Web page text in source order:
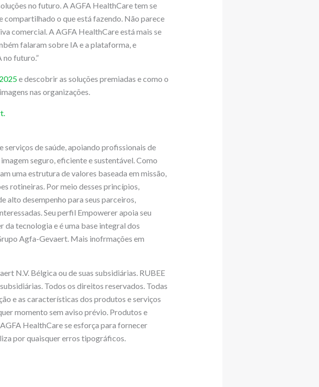
no futuro. A AGFA HealthCare tem se
o que está fazendo. Não parece
comercial. A AGFA HealthCare está mais se
falaram sobre IA e a plataforma, e
no futuro.”
e descobrir as soluções premiadas e como o
nas organizações.
de saúde, apoiando profissionais de
seguro, eficiente e sustentável. Como
uma estrutura de valores baseada em missão,
rotineiras. Por meio desses princípios,
alto desempenho para seus parceiros,
Seu perfil Empowerer apoia seu
tecnologia e é uma base integral dos
Agfa-Gevaert. Mais inofrmações em
N.V. Bélgica ou de suas subsidiárias. RUBEE
Todos os direitos reservados. Todas
e as características dos produtos e serviços
momento sem aviso prévio. Produtos e
HealthCare se esforça para fornecer
por quaisquer erros tipográficos.